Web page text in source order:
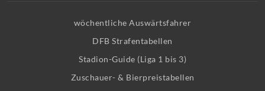
wöchentliche Auswärtsfahrer
DFB Strafentabellen
Stadion-Guide (Liga 1 bis 3)
Zuschauer- & Bierpreistabellen